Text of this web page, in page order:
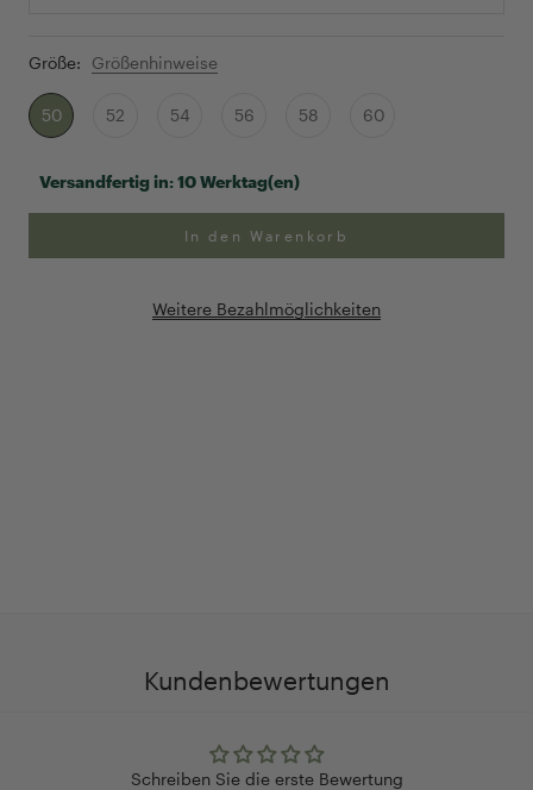
Größe: Größenhinweise
50 52 54 56 58 60
Versandfertig in:10 Werktag(en)
In den Warenkorb
Weitere Bezahlmöglichkeiten
Kundenbewertungen
Schreiben Sie die erste Bewertung